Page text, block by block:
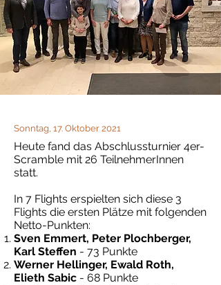
Sonntag, 17. Oktober 2021
Heute fand das Abschlussturnier 4er-
Scramble mit 26 TeilnehmerInnen
statt.
In 7 Flights erspielten sich diese 3
Flights die ersten Plätze mit folgenden
Netto-Punkten:
Sven Emmert, Peter Plochberger,
Karl Steffen - 73 Punkte
Werner Hellinger, Ewald Roth,
Elieth Sabic - 68 Punkte